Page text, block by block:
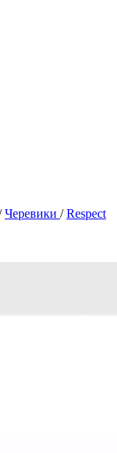
Черевики / Respect